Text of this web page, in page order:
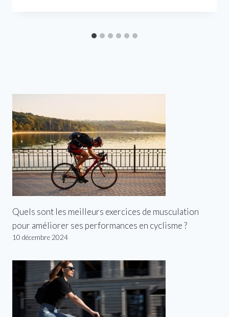
Quels sont les meilleurs exercices de musculation
pour améliorer ses performances en cyclisme ?
10 décembre 2024